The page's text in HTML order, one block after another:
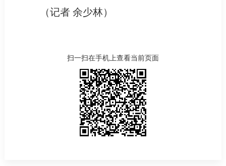
（记者 余少林）
扫一扫在手机上查看当前页面